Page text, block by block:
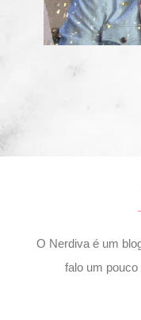
O Nerdiva é um
falo um